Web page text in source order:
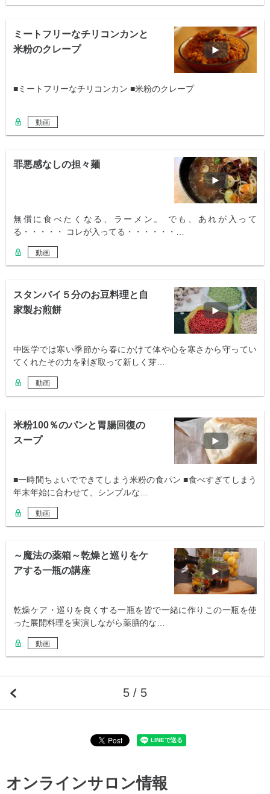
ミートフリーなチリコンカンと
米粉のクレープ
■ミートフリーなチリコンカン ■米粉のクレープ
動画
罪悪感なしの担々麺
無償に食べたくなる、ラーメン。 でも、あれが入って
る・・・・・ コレが入ってる・・・・・・…
動画
スタンバイ５分のお豆料理と自
家製お煎餅
中医学では寒い季節から春にかけて体や心を寒さから守ってい
てくれたその力を剥ぎ取って新しく芽…
動画
米粉100％のパンと胃腸回復の
スープ
■一時間ちょいでできてしまう米粉の食パン ■食べすぎてしまう
年末年始に合わせて、シンプルな…
動画
～魔法の薬箱～乾燥と巡りをケ
アする一瓶の講座
乾燥ケア・巡りを良くする一瓶を皆で一緒に作りこの一瓶を使
った展開料理を実演しながら薬膳的な…
動画
5 / 5
オンラインサロン情報